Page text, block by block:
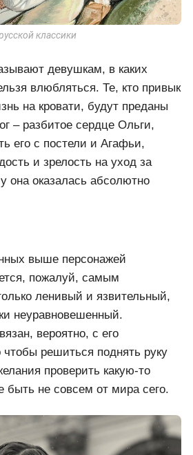
классики
девушкам, в каких
влюбляться. Те, кто привык
на кровати, будут преданы
– разбитое сердце Ольги,
его с постели и Агафьи,
и зрелость на уход за
она оказалась абсолютно
выше персонажей
пожалуй, самым
ленивый и язвительный,
неуравновешенный.
вероятно, с его
решиться поднять руку
проверить какую-то
быть не совсем от мира сего.